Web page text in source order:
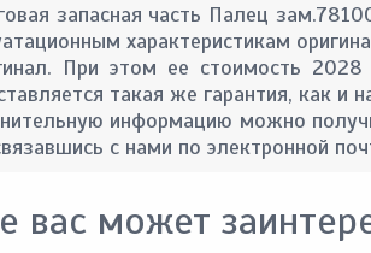
запасная часть Палец
характеристикам
При этом ее стоимость
такая же гарантия, как и
информацию можно
с нами по электронной
вас может